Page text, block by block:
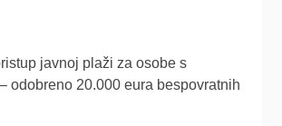
javnoj plaži za osobe s
odobreno 20.000 eura bespovratnih